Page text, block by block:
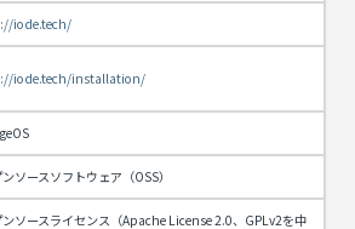
iode.tech/
iode.tech/installation/
ソースソフトウェア（OSS）
ンソースライセンス（Apache License 2.0、GPLv2を中